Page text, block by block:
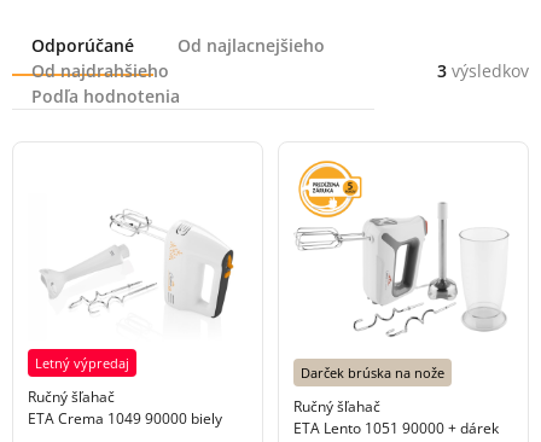
Radenie
Odporúčané
Od najlacnejšieho
Od najdrahšieho
Podľa hodnotenia
3 výsledkov
Letný výpredaj
Ručný šľahač
ETA Crema 1049 90000 biely
Darček brúska na nože
Ručný šľahač
ETA Lento 1051 90000 + dárek